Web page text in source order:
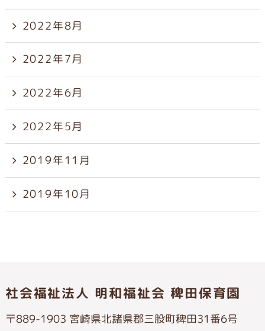
2022年8月
2022年7月
2022年6月
2022年5月
2019年11月
2019年10月
社会福祉法人 明和福祉会 稗田保育園
〒889-1903 宮崎県北諸県郡三股町稗田31番6号